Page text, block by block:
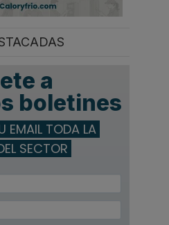
a
boletines
EMAIL TODA LA
SECTOR